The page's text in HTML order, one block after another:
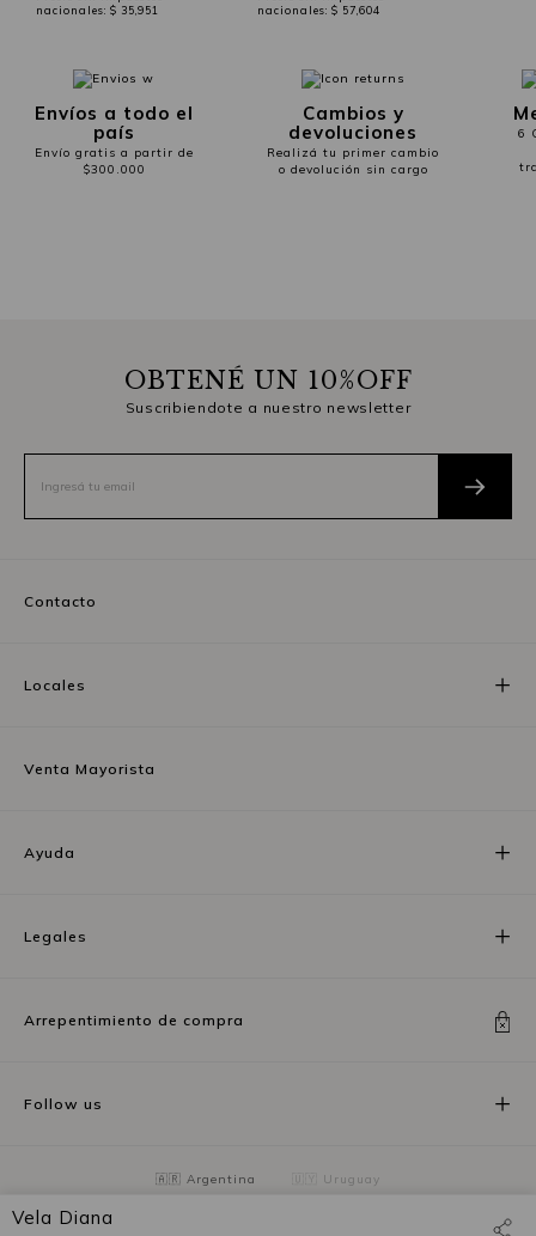
Vela Diana
nacionales: $ 35,951
nacionales: $ 57,604
Envíos a todo el
país
Envío gratis a partir de
$300.000
Cambios y
devoluciones
Realizá tu primer cambio
o devolución sin cargo
6
OBTENÉ UN 10%OFF
Suscribiendote a nuestro newsletter
Contacto
Locales
Venta Mayorista
Ayuda
Legales
Arrepentimiento de compra
Follow us
🇦🇷 Argentina 🇺🇾 Uruguay